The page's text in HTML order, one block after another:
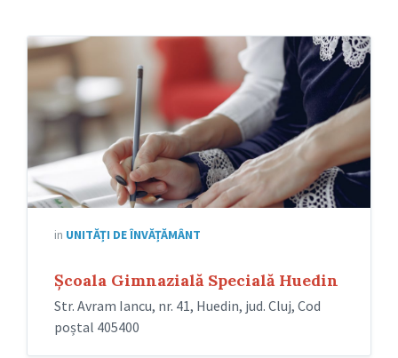
in UNITĂȚI DE ÎNVĂȚĂMÂNT
Școala Gimnazială Specială Huedin
Str. Avram Iancu, nr. 41, Huedin, jud. Cluj, Cod
poștal 405400